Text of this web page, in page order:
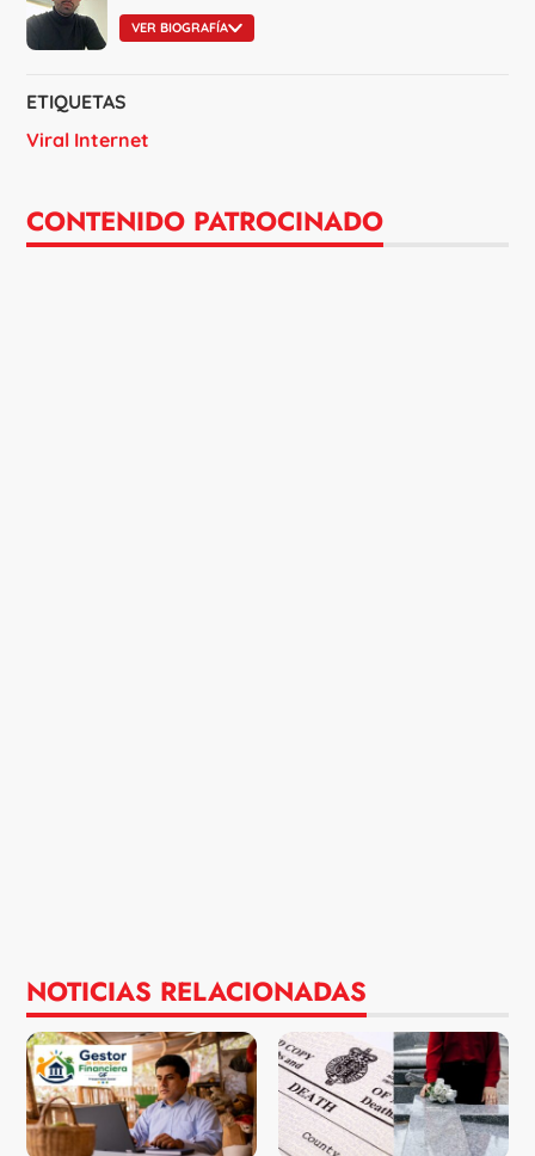
VER BIOGRAFÍA
ETIQUETAS
Viral Internet
CONTENIDO PATROCINADO
NOTICIAS RELACIONADAS